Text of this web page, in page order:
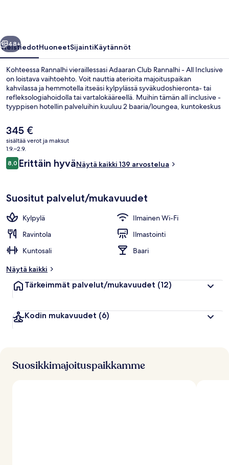
Seuraava
48+
YleistiedotHuoneetSijaintiKäytännöt
Kohteessa Rannalhi vieraillessasi Adaaran Club Rannalhi - All Inclusive
on loistava vaihtoehto. Voit nauttia aterioita majoituspaikan
kahvilassa ja hemmotella itseäsi kylpylässä syväkudoshieronta- tai
refleksologiahoidolla tai vartalokääreellä. Muihin tämän all inclusive -
tyyppisen hotellin palveluihin kuuluu 2 baaria/loungea, kuntokeskus
Nykyinen
hinta
on
345 €
345 €
sisältää verot ja maksut
1.9.–2.9.
Arvostelut
8,08,0 kautta 10.
Erittäin hyväNäytä kaikki 139 arvostelua
Suositut palvelut/mukavuudet
Kylpylä
Ilmainen Wi-Fi
Ravintola
Ilmastointi
Kuntosali
Baari
Näytä kaikki
Tärkeimmät palvelut/mukavuudet (12)
Kodin mukavuudet (6)
Suosikkimajoituspaikkamme